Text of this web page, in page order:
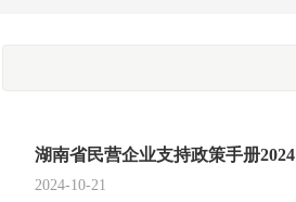
湖南省民营企业支持政策手册2024
2024-10-21